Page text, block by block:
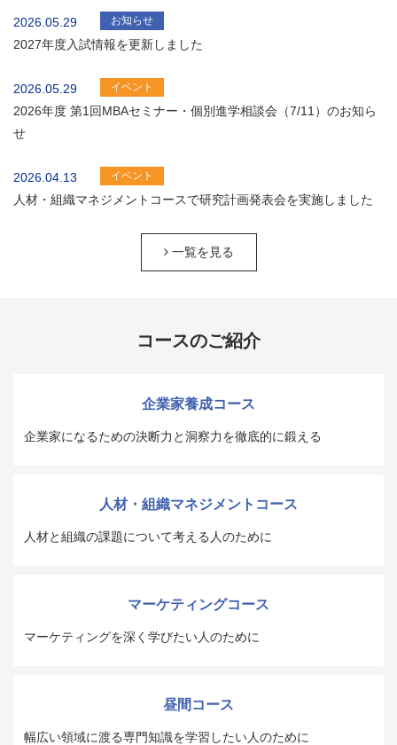
2026.05.29 お知らせ
2027年度入試情報を更新しました
2026.05.29 イベント
2026年度 第1回MBAセミナー・個別進学相談会（7/11）のお知ら
せ
2026.04.13 イベント
人材・組織マネジメントコースで研究計画発表会を実施しました
一覧を見る
コースのご紹介
企業家養成コース
企業家になるための決断力と洞察力を徹底的に鍛える
人材・組織マネジメントコース
人材と組織の課題について考える人のために
マーケティングコース
マーケティングを深く学びたい人のために
昼間コース
幅広い領域に渡る専門知識を学習したい人のために